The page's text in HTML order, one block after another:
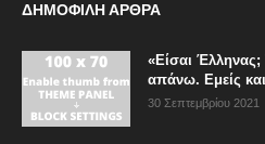
ΔΗΜΟΦΙΛΗ ΑΡΘΡΑ
«Είσαι
απάνω. Εμείς
30 Σεπτεμβρίου 2021